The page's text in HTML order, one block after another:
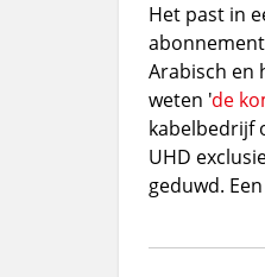
Het past in
Arabisch en
weten 'de
kabelbedrijf
UHD
geduwd.